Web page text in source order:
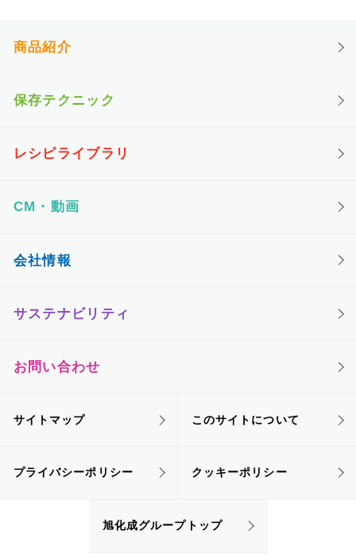
商品紹介
保存テクニック
レシピライブラリ
CM・動画
会社情報
サステナビリティ
お問い合わせ
サイトマップ このサイトについて
プライバシーポリシー クッキーポリシー
旭化成グループトップ